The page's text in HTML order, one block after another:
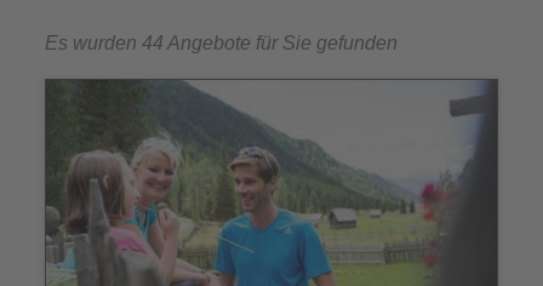
Es wurden 44 Angebote für Sie gefunden